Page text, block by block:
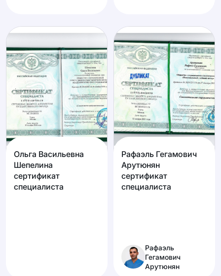
Ольга Васильевна
Шепелина
сертификат
специалиста
Рафаэль Гегамович
Арутюнян
сертификат
специалиста
Рафаэль
Гегамович
Арутюнян